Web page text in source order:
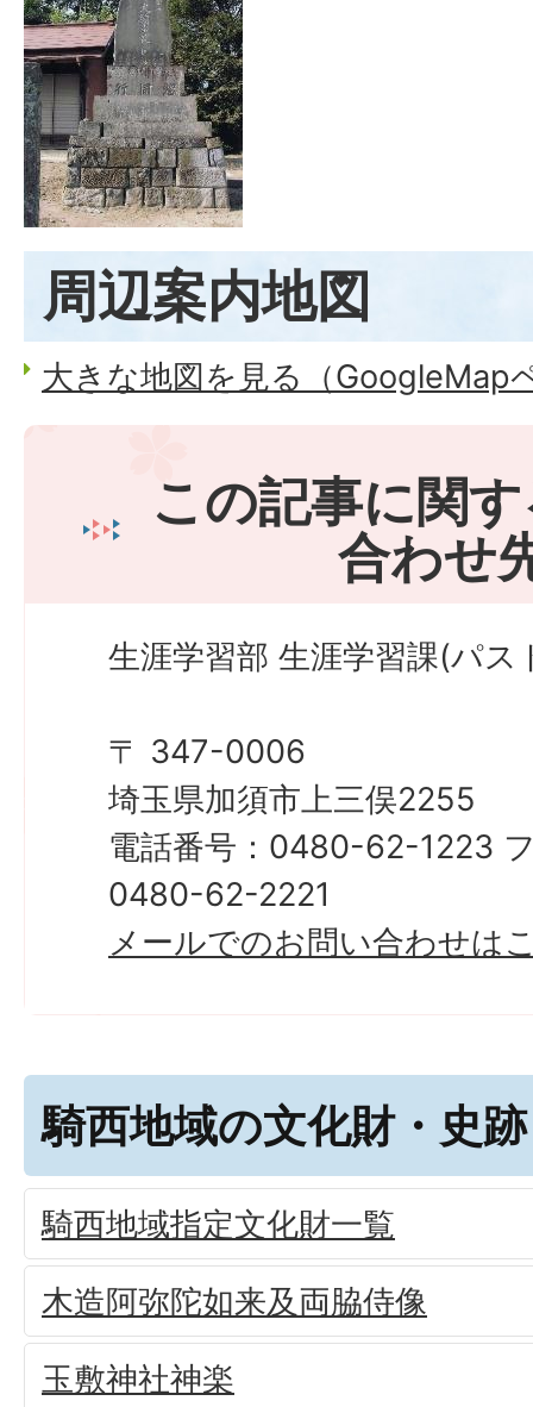
周辺案内地図
大きな地図を見る（GoogleMap
この記事に関
合わせ
生涯学習部 生涯学習課(パス
〒 347-0006
埼玉県加須市上三俣2255
電話番号：0480-62-1223
0480-62-2221
メールでのお問い合わせは
騎西地域の文化財・史跡
騎西地域指定文化財一覧
木造阿弥陀如来及両脇侍像
玉敷神社神楽